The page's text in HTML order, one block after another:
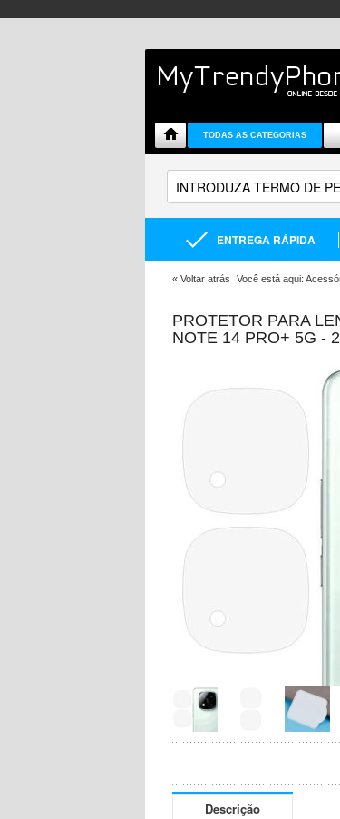
TODAS AS CATEGORIAS
ENTREGA RÁPIDA
« Voltar atrás Você está aqui:
PROTETOR PARA
NOTE 14 PRO+ 5G -
Descrição